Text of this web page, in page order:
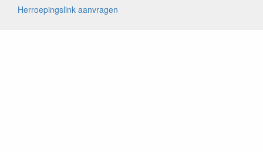
Herroepingslink aanvragen